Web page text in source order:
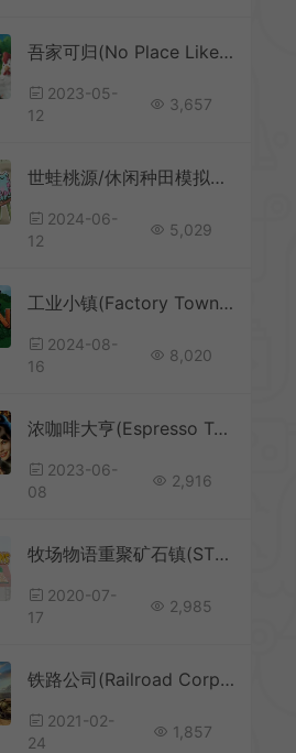
吾家可归(No Place Like Home)简中|PC|SIM|轻松可爱模拟经营游戏
2023-05-
12
3,657
世蛙桃源/休闲种田模拟游戏 KAMAERU A FROG REFUGE 下载
2024-06-
12
5,029
工业小镇(Factory Town)简中|PC|SIM|沙盒休闲模拟经营游戏
2024-08-
16
8,020
浓咖啡大亨(Espresso Tycoon)咖啡店模拟经营游戏|下载
2023-06-
08
2,916
牧场物语重聚矿石镇(STORY OF SEASONS Friends of Mineral Town)农场模拟RPG游戏|下载
2020-07-
17
2,985
铁路公司(Railroad Corporation)简中|PC|SIM|铁路公司模拟经营游戏
2021-02-
24
1,857